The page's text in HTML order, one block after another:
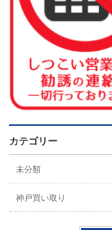
カテゴリー
未分類
神戸買い取り